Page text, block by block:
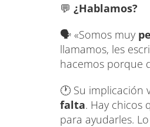
💬 ¿Hablamos?
🗣️ «Somos muy
llamamos, les
hacemos porque
🕐 Su implicación
falta. Hay chicos
para ayudarles.